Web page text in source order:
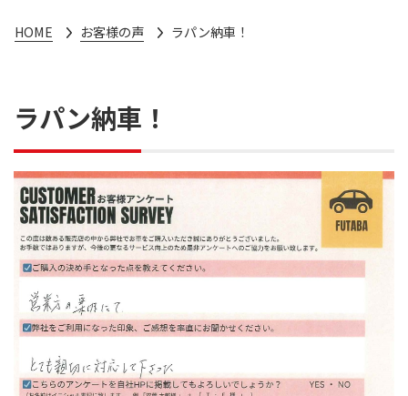
HOME お客様の声 ラパン納車！
ラパン納車！